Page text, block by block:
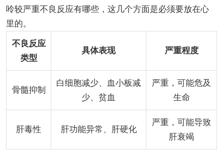
呤较严重不良反应有哪些，这几个方面是必须要放在心
里的。
不良反应
类型
具体表现 严重程度
骨髓抑制
白细胞减少、血小板减
少、贫血
严重，可能危及
生命
肝毒性 肝功能异常、肝硬化
严重，可能导致
肝衰竭